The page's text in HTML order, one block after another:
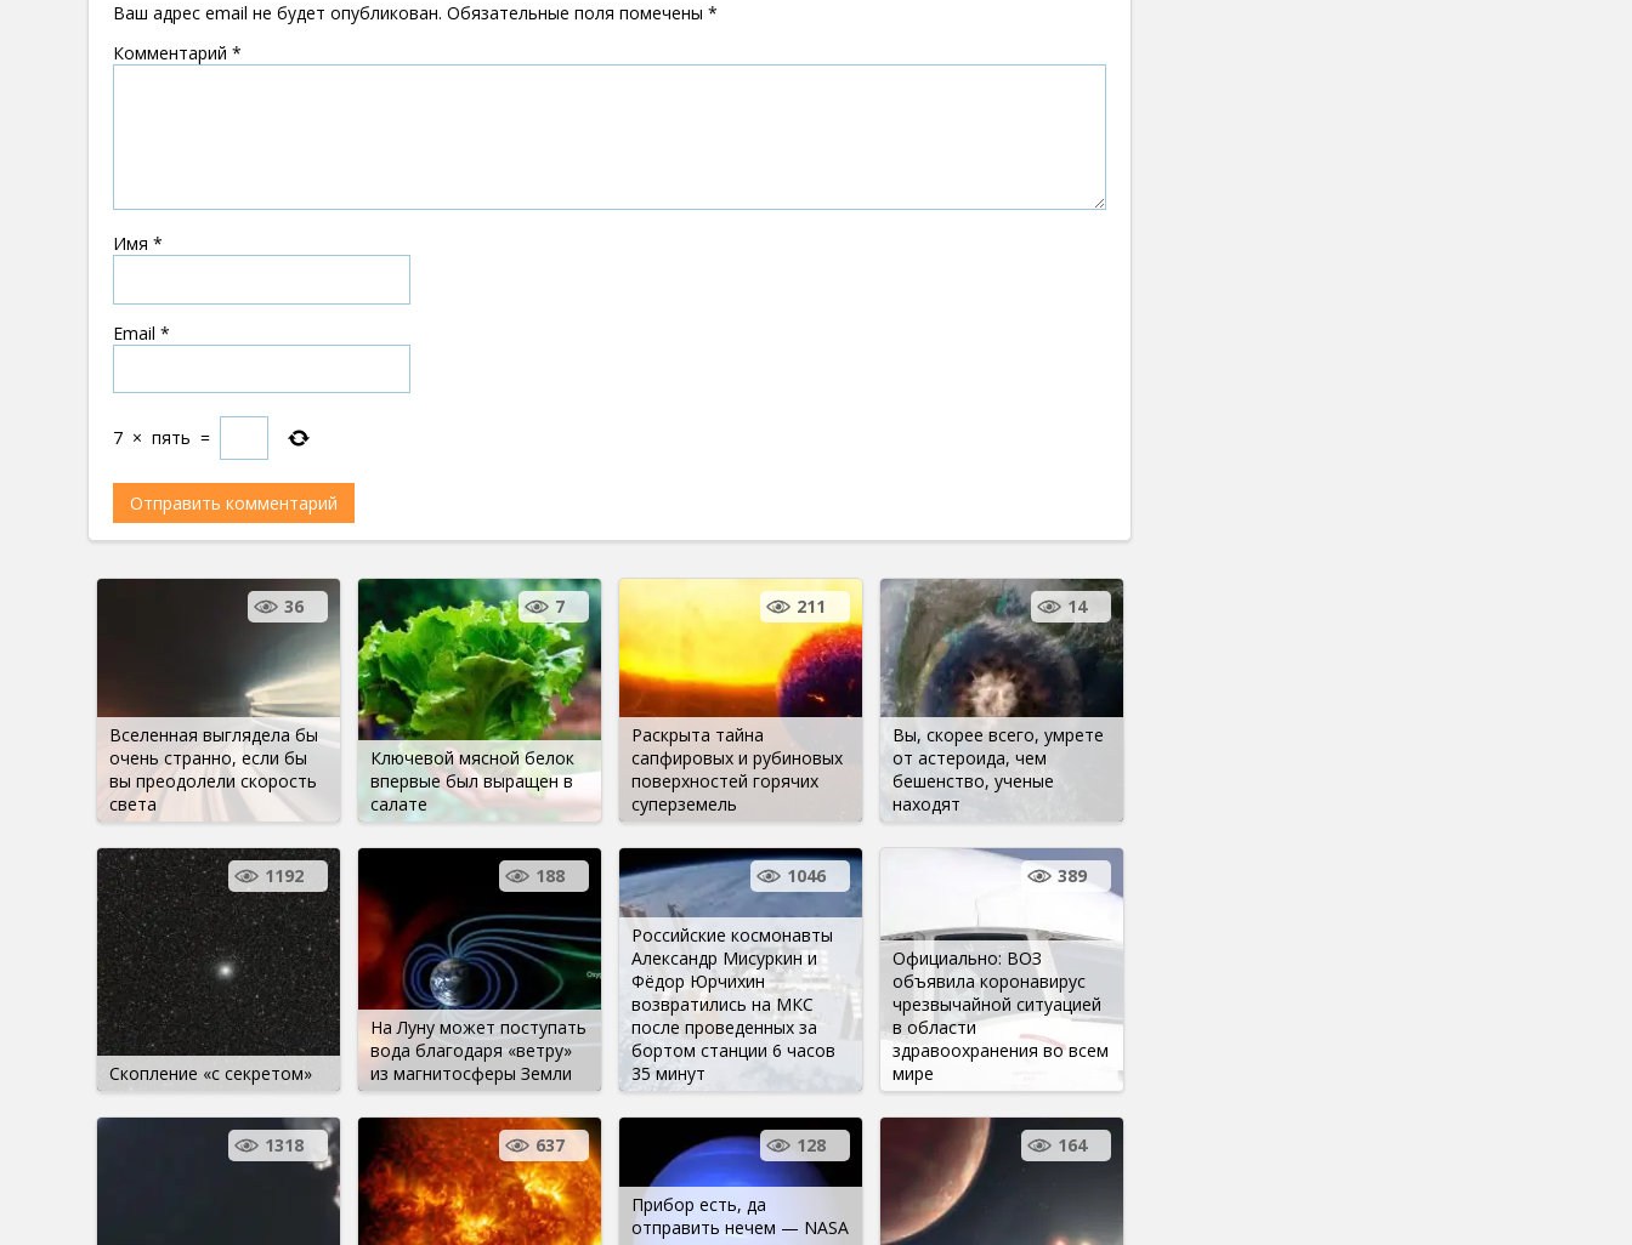
Ваш адрес email не будет опубликован. Обязательные поля помечены *
Комментарий *
Имя *
Email *
7 × пять =
Вселенная выглядела бы
очень странно, если бы
вы преодолели скорость
света
36
Ключевой мясной белок
впервые был выращен в
салате
7
Раскрыта тайна
сапфировых и рубиновых
поверхностей горячих
суперземель
211
Вы, скорее всего, умрете
от астероида, чем
бешенство, ученые
находят
14
Скопление «с секретом»
1192
На Луну может поступать
вода благодаря «ветру»
из магнитосферы Земли
188
Российские космонавты
Александр Мисуркин и
Фёдор Юрчихин
возвратились на МКС
после проведенных за
бортом станции 6 часов
35 минут
1046
Официально: ВОЗ
объявила коронавирус
чрезвычайной ситуацией
в области
здравоохранения во всем
мире
389
1318 637
Прибор есть, да
отправить нечем — NASA
128 164